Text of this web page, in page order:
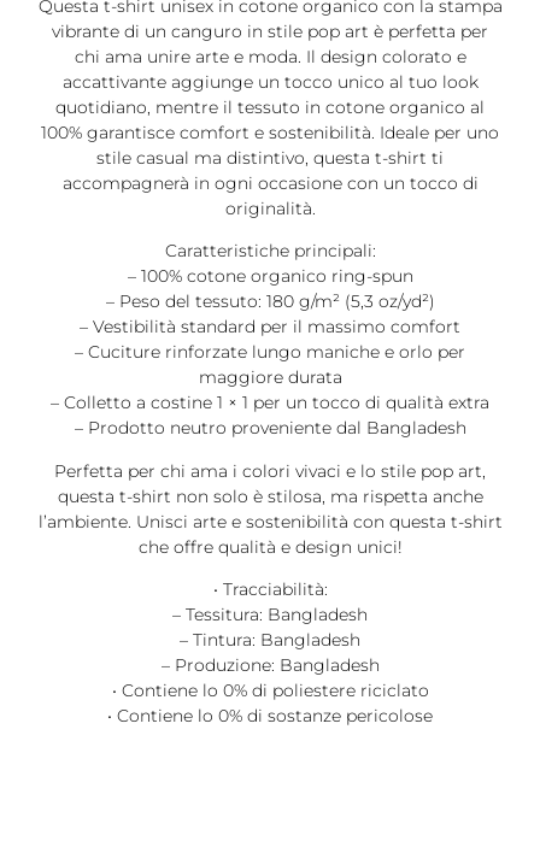
Questa t-shirt unisex in cotone organico con la stampa
vibrante di un canguro in stile pop art è perfetta per
chi ama unire arte e moda. Il design colorato e
accattivante aggiunge un tocco unico al tuo look
quotidiano, mentre il tessuto in cotone organico al
100% garantisce comfort e sostenibilità. Ideale per uno
stile casual ma distintivo, questa t-shirt ti
accompagnerà in ogni occasione con un tocco di
originalità.
Caratteristiche principali:
– 100% cotone organico ring-spun
– Peso del tessuto: 180 g/m² (5,3 oz/yd²)
– Vestibilità standard per il massimo comfort
– Cuciture rinforzate lungo maniche e orlo per
maggiore durata
– Colletto a costine 1 × 1 per un tocco di qualità extra
– Prodotto neutro proveniente dal Bangladesh
Perfetta per chi ama i colori vivaci e lo stile pop art,
questa t-shirt non solo è stilosa, ma rispetta anche
l’ambiente. Unisci arte e sostenibilità con questa t-shirt
che offre qualità e design unici!
• Tracciabilità:
– Tessitura: Bangladesh
– Tintura: Bangladesh
– Produzione: Bangladesh
• Contiene lo 0% di poliestere riciclato
• Contiene lo 0% di sostanze pericolose